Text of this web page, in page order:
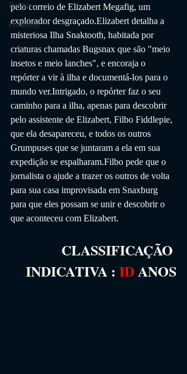
Roupas
Presentes
pelo correio de Elizabert Megafig, um
explorador desgraçado.Elizabert detalha a
misteriosa Ilha Snaktooth, habitada por
criaturas chamadas Bugsnax que são "meio
insetos e meio lanches", e encoraja o
repórter a vir à ilha e documentá-los para o
mundo ver.Intrigado, o repórter faz o seu
caminho para a ilha, apenas para descobrir
pelo assistente de Elizabert, Filbo Fiddlepie,
que ela desapareceu, e todos os outros
Grumpuses que se juntaram a ela em sua
expedição se espalharam.Filbo pede que o
jornalista o ajude a trazer os outros de volta
para sua casa improvisada em Snaxburg
para que eles possam se unir e descobrir o
que aconteceu com Elizabert.
CLASSIFICAÇÃO
INDICATIVA : ID ANOS